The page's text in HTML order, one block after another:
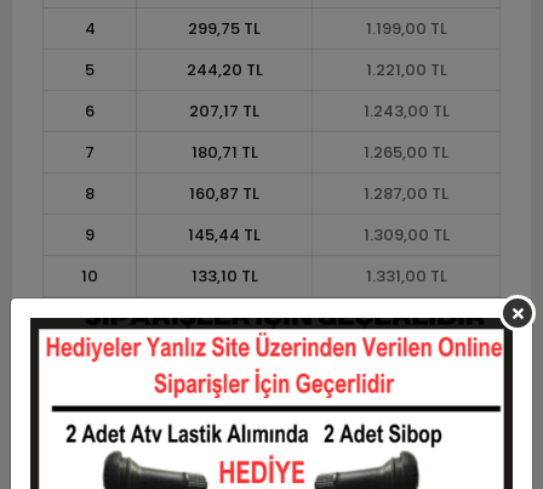
4
299,75 TL
1.199,00 TL
5
244,20 TL
1.221,00 TL
6
207,17 TL
1.243,00 TL
7
180,71 TL
1.265,00 TL
8
160,87 TL
1.287,00 TL
9
145,44 TL
1.309,00 TL
10
133,10 TL
1.331,00 TL
11
122,00 TL
1.342,00 TL
12
113,67 TL 1.364,00 TL
Taksit Taksit Tutarı
Toplam Tutar